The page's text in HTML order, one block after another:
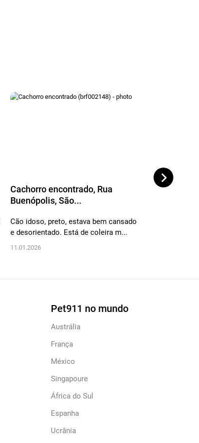
Cachorro encontrado, Rua
Buenópolis, São...
Cão idoso, preto, estava bem cansado
e desorientado. Está de coleira m...
11.01.2026
Cachorro
Pet911 no mundo
Austrália
França
México
Singapoure
África do Sul
Espanha
Ucrânia